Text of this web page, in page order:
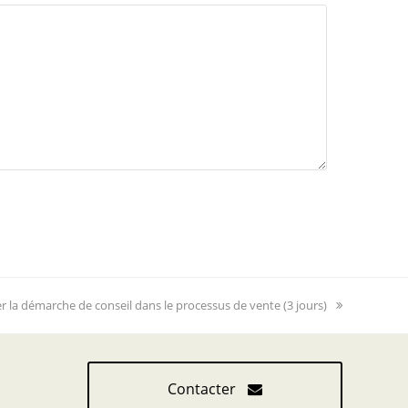
la démarche de conseil dans le processus de vente (3 jours)
Contacter